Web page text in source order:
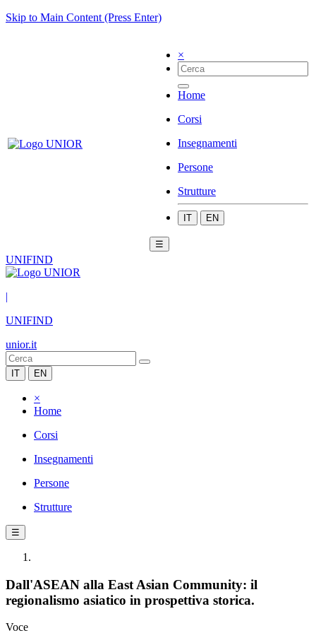
Skip to Main Content (Press Enter)
×
Home
Corsi
Insegnamenti
Persone
Strutture
IT EN
☰
UNIFIND
|
UNIFIND
unior.it
IT EN
×
Home
Corsi
Insegnamenti
Persone
Strutture
☰
Dall'ASEAN alla East Asian Community: il
regionalismo asiatico in prospettiva storica.
Voce